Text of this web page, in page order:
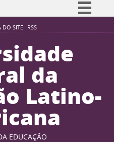
DO SITE RSS
Simplifique!
Participe
Acesso à informação
Legislação
Canais
da
Latino-
EDUCAÇÃO